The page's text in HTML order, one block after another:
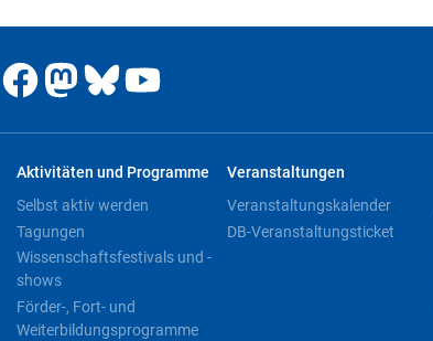
Aktivitäten und Programme
Selbst aktiv werden
Tagungen
Wissenschaftsfestivals und -
shows
Förder-, Fort- und
Weiterbildungsprogramme
Veranstaltungen
Veranstaltungskalender
DB-Veranstaltungsticket